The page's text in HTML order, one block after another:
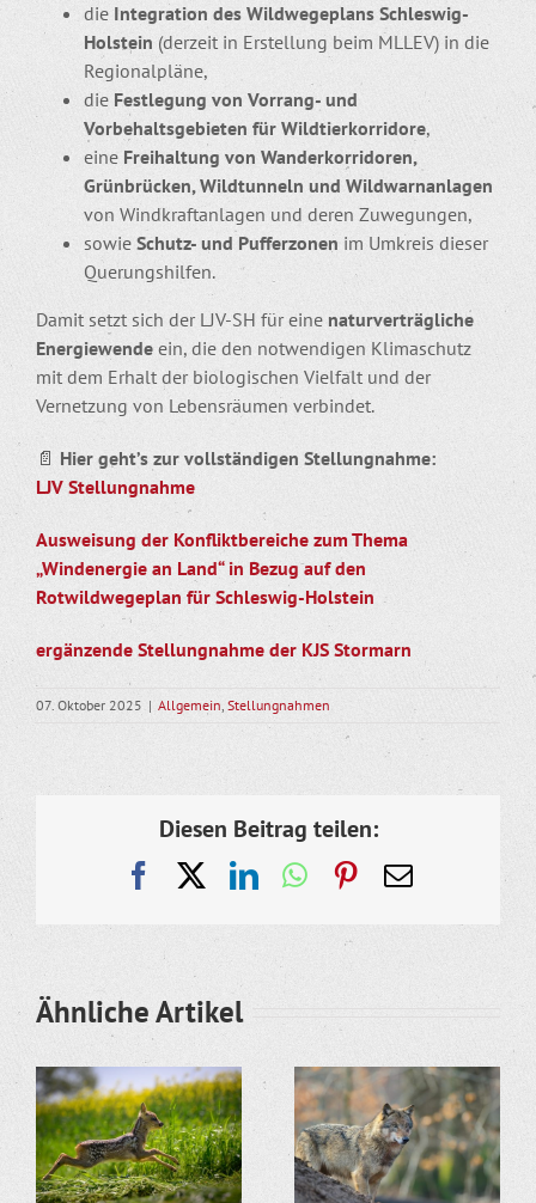
die Integration des Wildwegeplans Schleswig-
Holstein (derzeit in Erstellung beim MLLEV) in die
Regionalpläne,
die Festlegung von Vorrang- und
Vorbehaltsgebieten für Wildtierkorridore,
eine Freihaltung von Wanderkorridoren,
Grünbrücken, Wildtunneln und Wildwarnanlagen
von Windkraftanlagen und deren Zuwegungen,
sowie Schutz- und Pufferzonen im Umkreis dieser
Querungshilfen.
Damit setzt sich der LJV-SH für eine naturverträgliche
Energiewende ein, die den notwendigen Klimaschutz
mit dem Erhalt der biologischen Vielfalt und der
Vernetzung von Lebensräumen verbindet.
📄 Hier geht’s zur vollständigen Stellungnahme:
LJV Stellungnahme
Ausweisung der Konfliktbereiche zum Thema
„Windenergie an Land“ in Bezug auf den
Rotwildwegeplan für Schleswig-Holstein
ergänzende Stellungnahme der KJS Stormarn
07. Oktober 2025 | Allgemein, Stellungnahmen
Diesen Beitrag teilen:
FacebookLinkedInWhatsApp
Pinterest
E-
Ähnliche Artikel